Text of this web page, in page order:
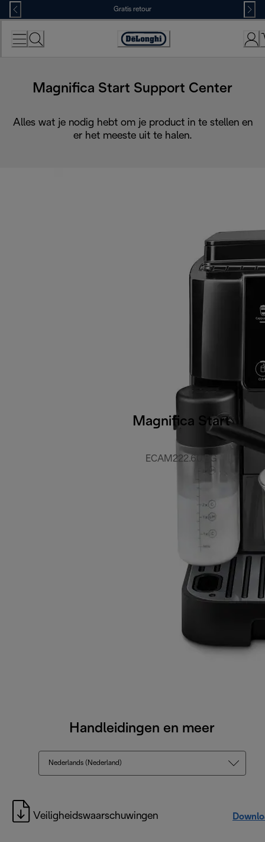
Skip
to
Content
Gratis retour
Accessibility
Magnifica Start Support Center
Alles wat je nodig hebt om je product in te stellen en
er het meeste uit te halen.
Magnifica Start
ECAM222.60.BG
Handleidingen en meer
Nederlands (Nederland)
Veiligheidswaarschuwingen